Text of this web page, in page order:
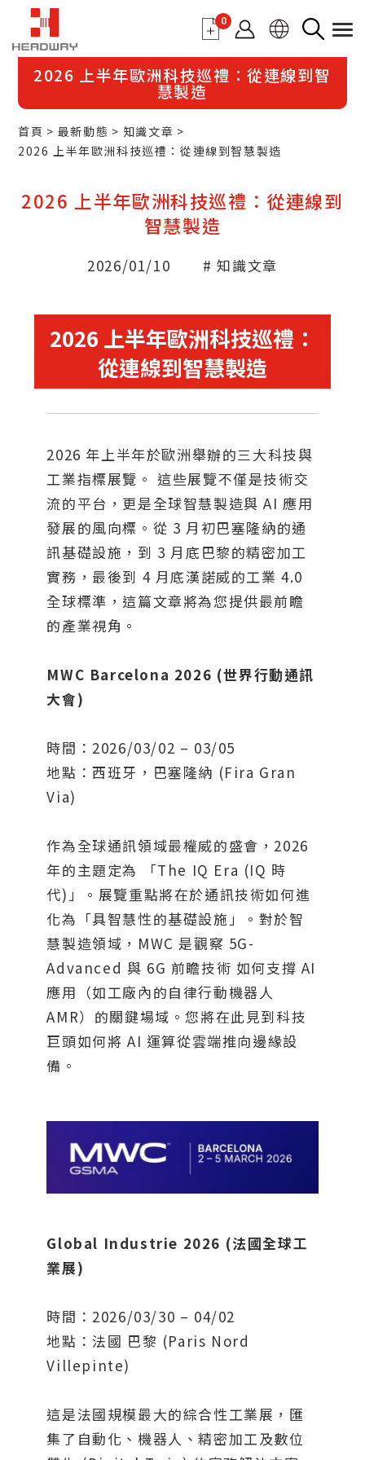
0
2026 上半年歐洲科技巡禮：從連線到智
慧製造
首頁 最新動態
知識文章
2026 上半年歐洲科技巡禮：從連線到智慧製造
2026 上半年歐洲科技巡禮：從連線到
智慧製造
2026/01/10 # 知識文章
2026 上半年歐洲科技巡禮：
從連線到智慧製造
2026 年上半年於歐洲舉辦的三大科技與
工業指標展覽。 這些展覽不僅是技術交
流的平台，更是全球智慧製造與 AI 應用
發展的風向標。從 3 月初巴塞隆納的通
訊基礎設施，到 3 月底巴黎的精密加工
實務，最後到 4 月底漢諾威的工業 4.0
全球標準，這篇文章將為您提供最前瞻
的產業視角。
MWC Barcelona 2026 (世界行動通訊
大會)
時間：2026/03/02 – 03/05
地點：西班牙，巴塞隆納 (Fira Gran
Via)
作為全球通訊領域最權威的盛會，2026
年的主題定為 「The IQ Era (IQ 時
代)」。展覽重點將在於通訊技術如何進
化為「具智慧性的基礎設施」。對於智
慧製造領域，MWC 是觀察 5G-
Advanced 與 6G 前瞻技術 如何支撐 AI
應用（如工廠內的自律行動機器人
AMR）的關鍵場域。您將在此見到科技
巨頭如何將 AI 運算從雲端推向邊緣設
備。
Global Industrie 2026 (法國全球工
業展)
時間：2026/03/30 – 04/02
地點：法國 巴黎 (Paris Nord
Villepinte)
這是法國規模最大的綜合性工業展，匯
集了自動化、機器人、精密加工及數位